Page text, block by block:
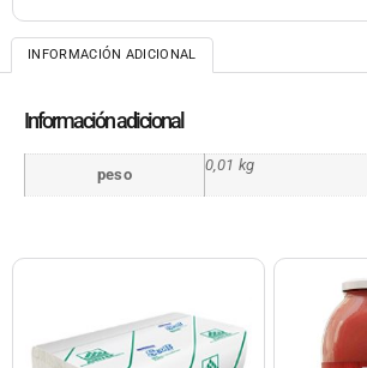
INFORMACIÓN ADICIONAL
Información adicional
peso
0,01 kg